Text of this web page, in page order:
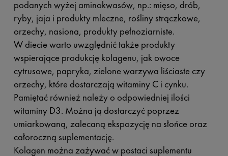
podanych wyżej aminokwasów, np.: mięso, drób,
ryby, jaja i produkty mleczne, rośliny strączkowe,
orzechy, nasiona, produkty pełnoziarniste.
W diecie warto uwzględnić także produkty
wspierające produkcję kolagenu, jak owoce
cytrusowe, papryka, zielone warzywa liściaste czy
orzechy, które dostarczają witaminy C i cynku.
Pamiętać również należy o odpowiedniej ilości
witaminy D3. Można ją dostarczyć poprzez
umiarkowaną, zalecaną ekspozycję na słońce oraz
całoroczną suplementację.
Kolagen można zażywać w postaci suplementu